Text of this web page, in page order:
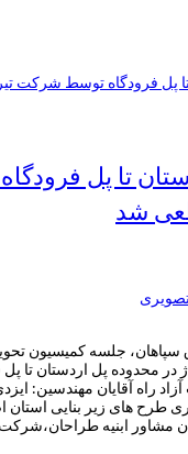
تا پل
شد
سپاهان، جلسه کمیسیون
در محدوده پل اردستان تا پل
راه آقایان مهندسین:
طرح های زیر بنایی استان
مشاور ابنیه